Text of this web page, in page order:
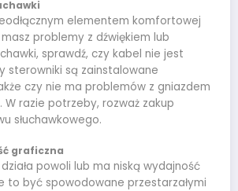
elementem komfortowej
problemy z dźwiękiem lub
sprawdź, czy kabel nie jest
sterowniki są zainstalowane
czy nie ma problemów z gniazdem
W razie potrzeby, rozważ zakup
słuchawkowego.
graficzna
powoli lub ma niską wydajność
to być spowodowane przestarzałymi